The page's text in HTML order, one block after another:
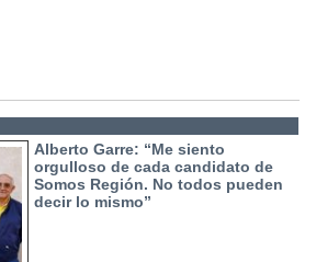
Alberto Garre: “Me siento
orgulloso de cada candidato de
Somos Región. No todos pueden
decir lo mismo”